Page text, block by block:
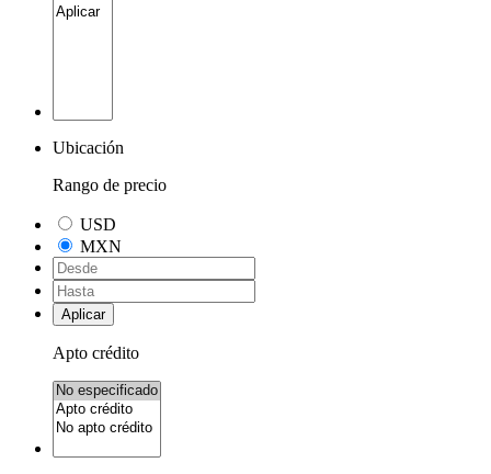
Ubicación
Rango de precio
USD
MXN
Aplicar
Apto crédito